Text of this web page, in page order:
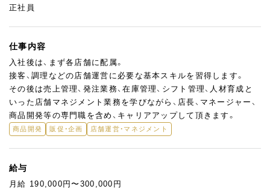
正社員
仕事内容
入社後は、まず各店舗に配属。
接客、調理などの店舗運営に必要な基本スキルを習得します。
その後は売上管理、発注業務、在庫管理、シフト管理、人材育成と
いった店舗マネジメント業務を学びながら、店長、マネージャー、
商品開発等の専門職を含め、キャリアアップして頂きます。
商品開発 販促・企画 店舗運営・マネジメント
給与
月給 190,000円〜300,000円